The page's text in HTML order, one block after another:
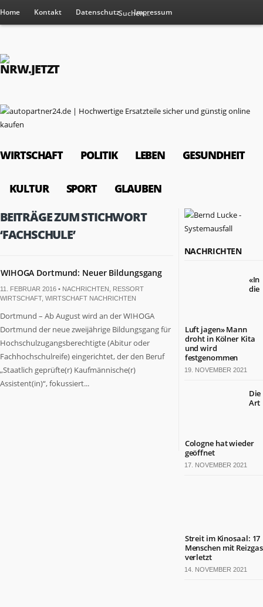
Home Kontakt Datenschutz Impressum
WIRTSCHAFT POLITIK LEBEN GESUNDHEIT
KULTUR SPORT GLAUBEN
BEITRÄGE ZUM STICHWORT
‘FACHSCHULE’
WIHOGA Dortmund: Neuer Bildungsgang
11. FEBRUAR 2016 • NACHRICHTEN
RESSORT
WIRTSCHAFT, WIRTSCHAFT NACHRICHTEN
Dortmund – Ab August wird an der WIHOGA
Dortmund der neue zweijährige Bildungsgang für
Hochschulzugangsberechtigte (Abitur oder
Fachhochschulreife) eingerichtet, der den Beruf
„Staatlich geprüfte(r) Kaufmännische(r)
Assistent(in)“, fokussiert...
NACHRICHTEN
«In
die
Luft jagen» Mann
droht in Kölner Kita
und wird
festgenommen
19. NOVEMBER 2021
Die
Art
Cologne hat wieder
geöffnet
17. NOVEMBER 2021
Streit im Kinosaal: 17
Menschen mit Reizgas
verletzt
14. NOVEMBER 2021